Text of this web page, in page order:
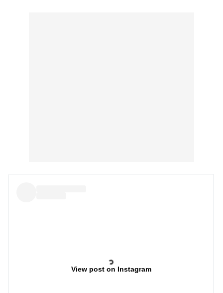
View post on Instagram